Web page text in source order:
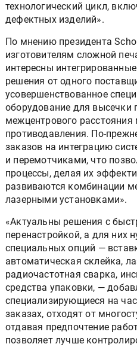
технологический цикл,
дефектных изделий».
По мнению президента
изготовителям сложной
интересны
решения от одного
усовершенствованное
оборудование для высечки
межцентрового
противодавления. По-
заказов на интеграцию
и перемотчиками, что
процессы, делая их
развиваются комбинации
лазерными установками».
«Актуальны решения с
перенастройкой, а для них
специальных опций —
автоматическая склейка,
радиочастотная сварка,
средства упаковки, —
специализирующиеся на
заказах, отходят от
отдавая предпочтение
позволяет лучше